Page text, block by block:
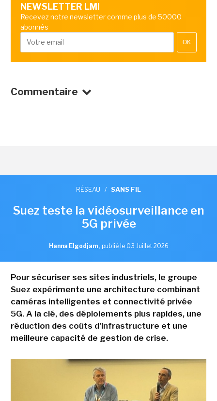
NEWSLETTER LMI
Recevez notre newsletter comme plus de 50000
abonnés
OK
Commentaire
RÉSEAU / SANS FIL
Suez teste la vidéosurveillance en
5G privée
Hanna Elgodjam , publié le 03 Juillet 2026
Pour sécuriser ses sites industriels, le groupe
Suez expérimente une architecture combinant
caméras intelligentes et connectivité privée
5G. A la clé, des déploiements plus rapides, une
réduction des coûts d'infrastructure et une
meilleure capacité de gestion de crise.